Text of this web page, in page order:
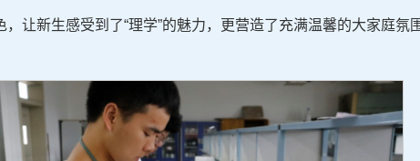
让新生感受到了“理学”的魅力，更营造了充满温馨的大家庭氛